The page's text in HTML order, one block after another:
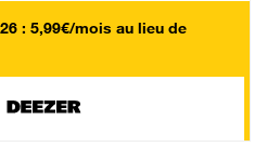
: 5,99€/mois au lieu de